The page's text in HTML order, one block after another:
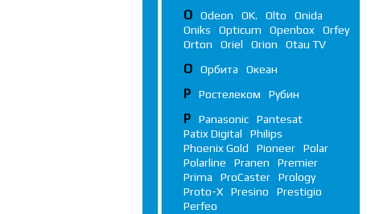
O Odeon OK. Olto
Onida
Oniks
Opticum Openbox
Orfey
Orton
Oriel Orion Otau TV
О Орбита Океан
Р Ростелеком Рубин
P Panasonic
Pantesat
Patix Digital
Philips
Phoenix Gold
Pioneer
Polar
Polarline
Pranen
Premier
Prima
ProCaster
Prology
Proto-X
Presino
Prestigio
Perfeo